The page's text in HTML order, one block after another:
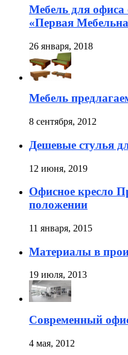
Мебель для офиса
«Первая
26 января, 2018
Мебель
8 сентября, 2012
Дешевые стулья
12 июня, 2019
Офисное кресло
положении
11 января, 2015
Материалы в
19 июля, 2013
Современный
4 мая, 2012